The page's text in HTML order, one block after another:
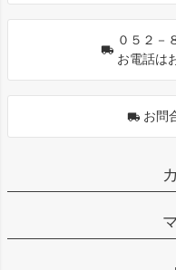
０５２－
お電話は
お問